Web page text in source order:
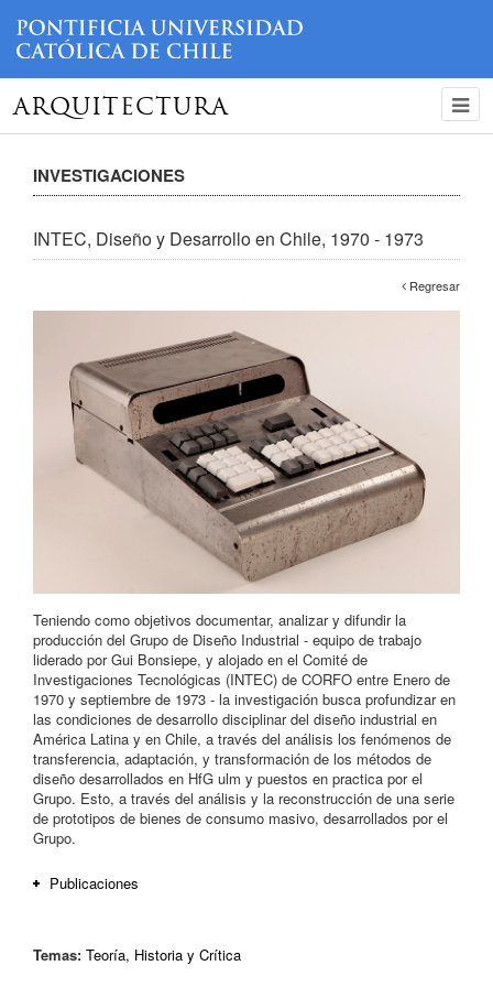
ARQUITECTURA
INVESTIGACIONES
INTEC, Diseño y Desarrollo en Chile, 1970 - 1973
Regresar
Teniendo como objetivos documentar, analizar y difundir la
producción del Grupo de Diseño Industrial - equipo de trabajo
liderado por Gui Bonsiepe, y alojado en el Comité de
Investigaciones Tecnológicas (INTEC) de CORFO entre Enero de
1970 y septiembre de 1973 - la investigación busca profundizar en
las condiciones de desarrollo disciplinar del diseño industrial en
América Latina y en Chile, a través del análisis los fenómenos de
transferencia, adaptación, y transformación de los métodos de
diseño desarrollados en HfG ulm y puestos en practica por el
Grupo. Esto, a través del análisis y la reconstrucción de una serie
de prototipos de bienes de consumo masivo, desarrollados por el
Grupo.
Publicaciones
capitalismo. Transferencias metodológicas entre Hfg-Ulm y el
grupo de diseño del INTEC. Revista Chlena de Diseño. RCHD:
Temas: Teoría, Historia y Crítica